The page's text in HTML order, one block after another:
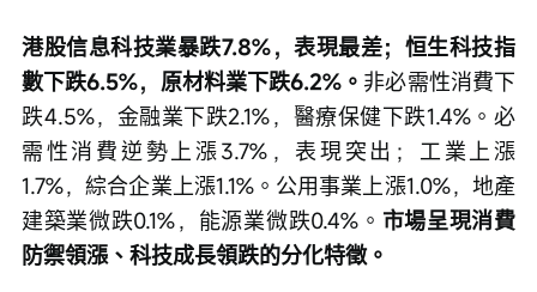
港股信息科技業暴跌7.8%，表現最差；恒生科技指
數下跌6.5%，原材料業下跌6.2%。 非必需性消費下
跌4.5%，金融業下跌2.1%，醫療保健下跌1.4%。必
需性消費逆勢上漲3.7%，表現突出；工業上漲
1.7%，綜合企業上漲1.1%。公用事業上漲1.0%，地產
建築業微跌0.1%，能源業微跌0.4%。 市場呈現消費
防禦領漲、科技成長領跌的分化特徵。